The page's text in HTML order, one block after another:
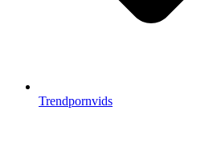
Trendpornvids